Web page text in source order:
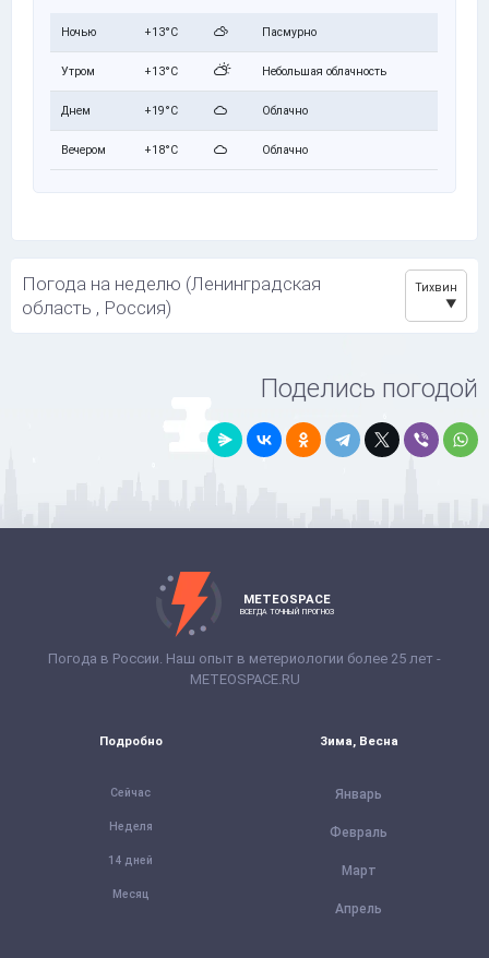
Ночью +13°C Пасмурно
Утром +13°C Небольшая облачность
Днем +19°C Облачно
Вечером +18°C Облачно
Погода на неделю (Ленинградская
область , Россия)
Тихвин
Поделись погодой
METEOSPACE
ВСЕГДА ТОЧНЫЙ ПРОГНОЗ
Погода в России. Наш опыт в метериологии более 25 лет -
METEOSPACE.RU
Подробно
Сейчас
Неделя
14 дней
Месяц
Зима, Весна
Январь
Февраль
Март
Апрель